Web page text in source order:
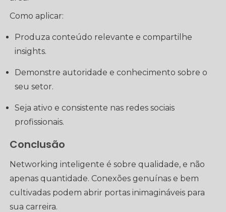
Como aplicar:
Produza conteúdo relevante e compartilhe
insights.
Demonstre autoridade e conhecimento sobre o
seu setor.
Seja ativo e consistente nas redes sociais
profissionais.
Conclusão
Networking inteligente é sobre qualidade, e não
apenas quantidade. Conexões genuínas e bem
cultivadas podem abrir portas inimagináveis para
sua carreira.